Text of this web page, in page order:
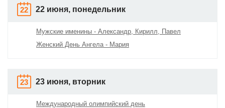
22 22 июня, понедельник
Мужские именины - Александр, Кирилл, Павел
Женский День Ангела - Мария
23 23 июня, вторник
Международный олимпийский день